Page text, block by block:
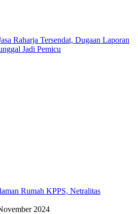
Raharja Tersendat, Dugaan Laporan
Jadi Pemicu
Rumah KPPS, Netralitas
2024